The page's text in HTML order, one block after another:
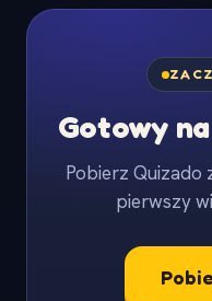
Gotowy
Pobierz Quizado
pierwszy